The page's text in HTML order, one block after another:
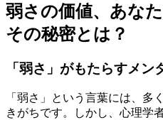
弱さの価値、あな
その秘密とは？
「弱さ」がもたらすメン
「弱さ」という言葉には、多
きがちです。しかし、心理学